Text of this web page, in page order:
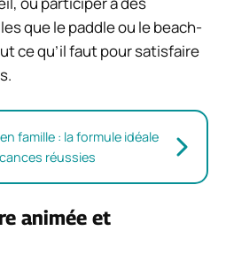
que le paddle ou le beach-
ce qu’il faut pour satisfaire
famille : la formule idéale
réussies
animée et